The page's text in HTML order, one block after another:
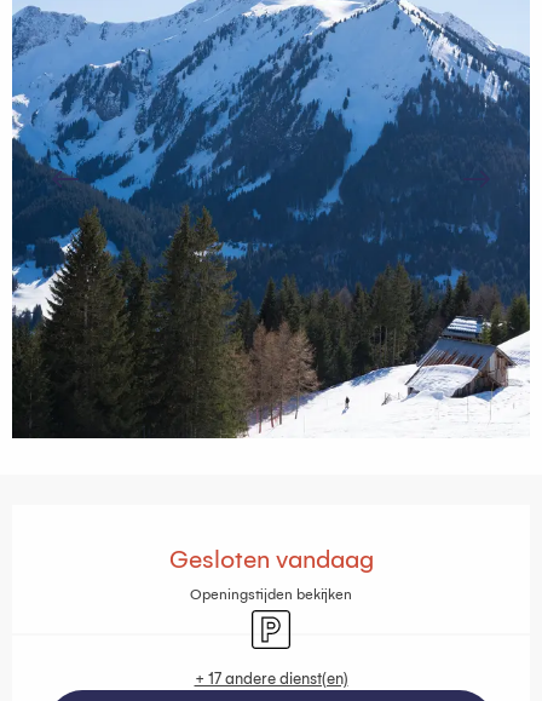
Gesloten vandaag
Openingstijden bekijken
Parkeerplaats
+ 17 andere dienst(en)